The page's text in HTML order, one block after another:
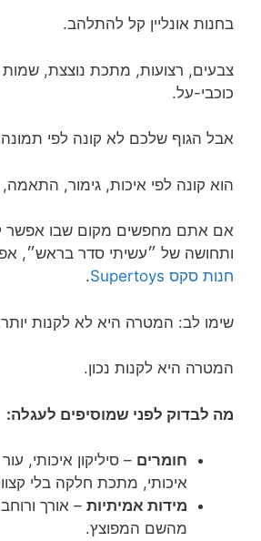
בחנות אונליין קל להתלהב.
צבעים, רצועות, מתכת נוצצת,
כוכבי-על.
אבל הגוף שלכם לא קונה לפי
הוא קונה לפי איכות, גימור, התאמה,
אם אתם מחפשים מקום שבו אפשר
ותחושה של ״עשיתי סדר בראש״,
חנות סקס Supertoys
.
שימו לב: המטרה היא לא לקנות
המטרה היא לקנות נכון.
מה לבדוק לפני שמוסיפים לעגלה:
חומרים – סיליקון איכותי,
איכותי, מתכת חלקה בלי
מידות אמיתיות – אורך
מהשם המפוצץ.